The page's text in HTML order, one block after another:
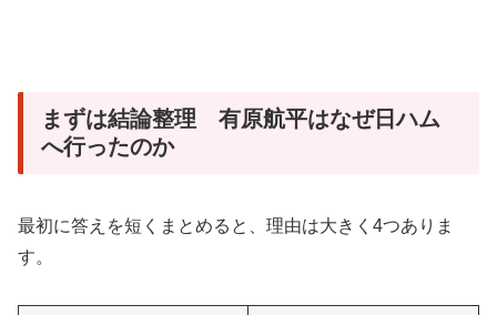
まずは結論整理 有原航平はなぜ日ハム
へ行ったのか
最初に答えを短くまとめると、理由は大きく4つありま
す。